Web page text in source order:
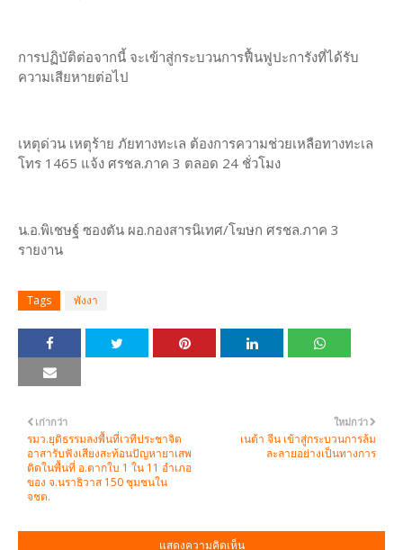
การปฏิบัติต่อจากนี้ จะเข้าสู่กระบวนการฟื้นฟูปะการังที่ได้รับ
ความเสียหายต่อไป
เหตุด่วน เหตุร้าย ภัยทางทะเล ต้องการความช่วยเหลือทางทะเล
โทร 1465 แจ้ง ศรชล.ภาค 3 ตลอด 24 ชั่วโมง
น.อ.พิเชษฐ์ ซองตัน ผอ.กองสารนิเทศ/โฆษก ศรชล.ภาค 3
รายงาน
Tags พังงา
ใหม่กว่า
เนต้า จีน เข้าสู่กระบวนการล้ม
ละลายอย่างเป็นทางการ
เก่ากว่า
รมว.ยุติธรรมลงพื้นที่เวทีประชาจิต
อาสารับฟังเสียงสะท้อนปัญหายาเสพ
ติดในพื้นที่ อ.ตากใบ 1 ใน 11 อำเภอ
ของ จ.นราธิวาส 150 ชุมชนใน
จชต.
แสดงความคิดเห็น